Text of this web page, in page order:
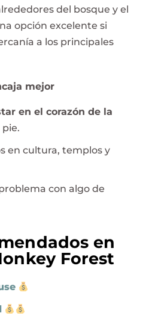
del bosque y el
opción excelente si
a los principales
mejor
en el corazón de la
en cultura, templos y
con algo de
en
Forest